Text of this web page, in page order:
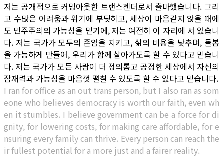
저는 공개적으로 커밍아웃한 트랜스젠더로서 출마했습니다. 그리
고 수많은 어려움과 위기에 부딪히고, 세상이 마음같지 않을 때에
도 민주주의의 가능성을 믿기에, 저는 여전히 이 자리에 서 있습니
다. 저는 국가가 모두의 존엄을 지키고, 삶의 비용을 낮추며, 돌봄
을 가능하게 만들어, 우리가 함께 살아가도록 할 수 있다고 믿습니
다. 저는 국가가 모든 사람이 더 정의롭고 공정한 세상에서 자신의
잠재력과 가능성을 마음껏 펼칠 수 있도록 할 수 있다고 믿습니다.
I ran for office as an out trans person, but I also ran as som
eone who believes democracy is worth our faith, even wh
en it stumbles. I believe government can be a force for di
gnity, for lowering costs, for making care affordable, for e
nsuring every family can thrive. Every person can reach the
ir fullest potential for a more just and a fairer reality.